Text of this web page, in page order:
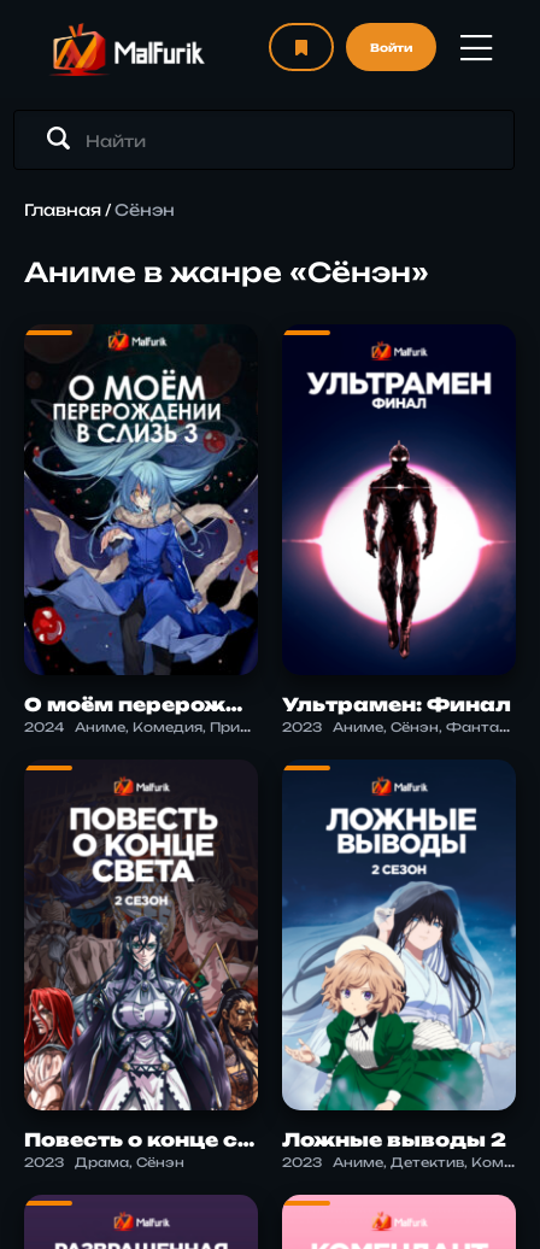
Войти
Главная/Сёнэн
Аниме в жанре «Сёнэн»
О моём перерождении в слизь 3
2024 Аниме, Комедия, Приключения, Сёнэн, Фэнтези, Экшен
Ультрамен: Финал
2023 Аниме, Сёнэн, Фантастика, Экшен
Повесть о конце света 2
2023 Драма, Сёнэн
Ложные выводы 2
2023 Аниме, Детектив, Комедия, Мистика, Психология, Романтика, Сёнэн